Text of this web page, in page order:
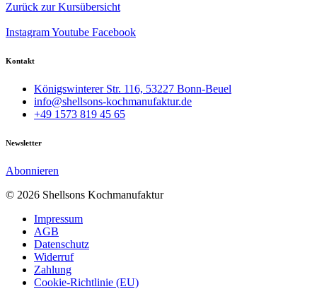
Zurück zur Kursübersicht
InstagramYoutube Facebook
Kontakt
Königswinterer Str. 116, 53227 Bonn-Beuel
info@shellsons-kochmanufaktur.de
+49 1573 819 45 65
Newsletter
Abonnieren
© 2026 Shellsons Kochmanufaktur
Impressum
AGB
Datenschutz
Widerruf
Zahlung
Cookie-Richtlinie (EU)